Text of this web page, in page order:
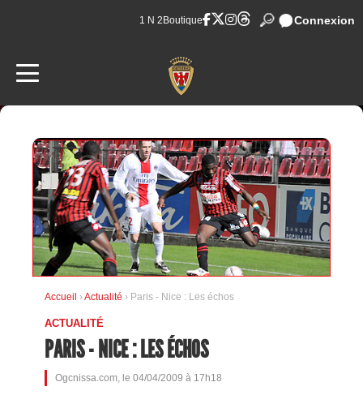
1 N 2 Boutique Connexion
Accueil ›Actualité › Paris - Nice : Les échos
ACTUALITÉ
PARIS - NICE : LES ÉCHOS
Ogcnissa.com, le 04/04/2009 à 17h18